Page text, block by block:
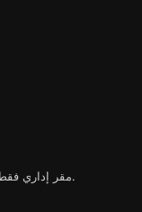
مقر إداري فقط: شارع عبد الخالق ثروت – ميدان التحرير، القاهرة.